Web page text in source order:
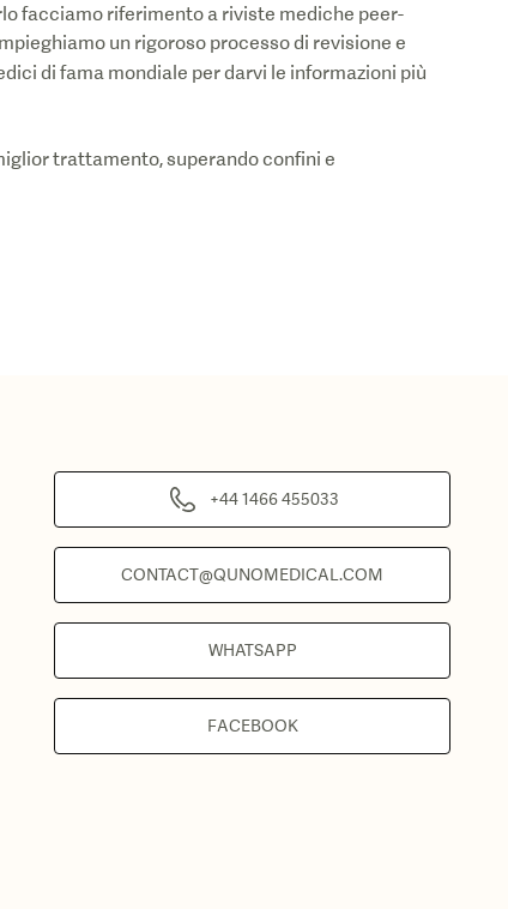
facciamo riferimento a riviste mediche peer-
un rigoroso processo di revisione e
di fama mondiale per darvi le informazioni più
trattamento, superando confini e
+44 1466 455033
CONTACT@QUNOMEDICAL.COM
WHATSAPP
FACEBOOK